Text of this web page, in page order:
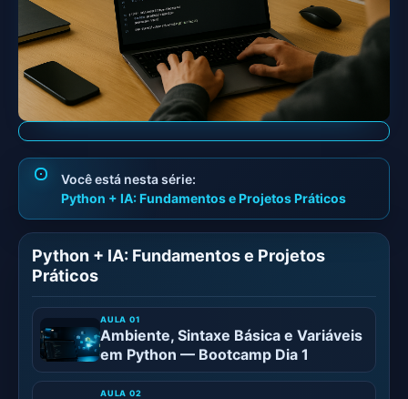
Python + IA: Fundamentos e Projetos Práticos
Python + IA: Fundamentos e Projetos
Práticos
Ambiente, Sintaxe Básica e Variáveis
em Python — Bootcamp Dia 1